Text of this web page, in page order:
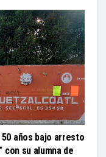
años bajo arresto
su alumna de